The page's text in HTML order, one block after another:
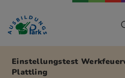
Zur Navigation springen
Zu den Hauptinhalten springen
Einstellungstest
Plattling